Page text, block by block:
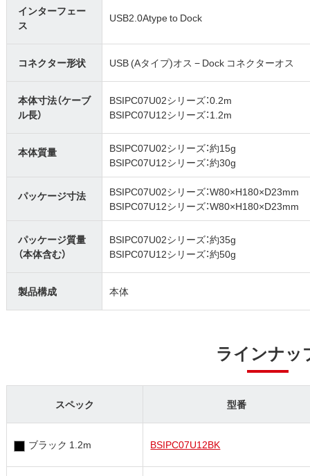
インターフェー
ス
USB2.0Atype to Dock
コネクター形状 USB (Aタイプ)オス − Dock コネクターオス
本体寸法（ケーブ
ル長）
BSIPC07U02シリーズ：0.2m
BSIPC07U12シリーズ：1.2m
本体質量
BSIPC07U02シリーズ：約15g
BSIPC07U12シリーズ：約30g
パッケージ寸法
BSIPC07U02シリーズ：W80×H180×D23mm
BSIPC07U12シリーズ：W80×H180×D23mm
パッケージ質量
（本体含む）
BSIPC07U02シリーズ：約35g
BSIPC07U12シリーズ：約50g
製品構成 本体
ラインナッ
スペック 型番
ブラック 1.2m BSIPC07U12BK